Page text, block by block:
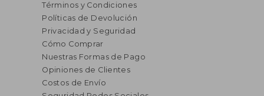
Términos y Condiciones
Políticas de Devolución
Privacidad y Seguridad
Cómo Comprar
Nuestras Formas de Pago
Opiniones de Clientes
Costos de Envío